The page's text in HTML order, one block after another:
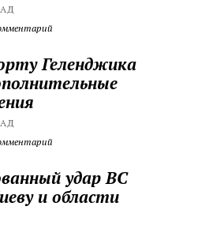
Геленджика
удар ВС
и области